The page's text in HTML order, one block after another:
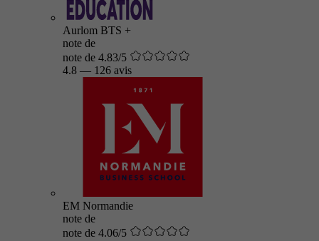
Aurlom BTS +
note de
note de 4.83/5
4.8 — 126 avis
EM Normandie
note de
note de 4.06/5